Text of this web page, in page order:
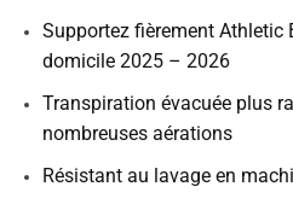
Supportez fièrement Athletic
domicile 2025 – 2026
Transpiration évacuée plus
nombreuses aérations
Résistant au lavage en